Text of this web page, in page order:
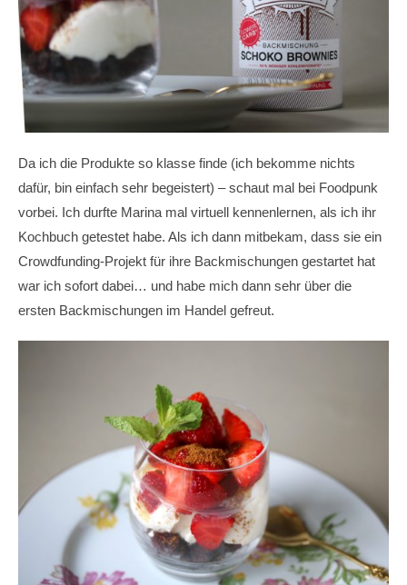
Da ich die Produkte so klasse finde (ich bekomme nichts
dafür, bin einfach sehr begeistert) – schaut mal bei Foodpunk
vorbei. Ich durfte Marina mal virtuell kennenlernen, als ich ihr
Kochbuch getestet habe. Als ich dann mitbekam, dass sie ein
Crowdfunding-Projekt für ihre Backmischungen gestartet hat
war ich sofort dabei… und habe mich dann sehr über die
ersten Backmischungen im Handel gefreut.